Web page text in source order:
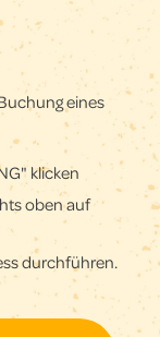
eines
klicken
oben auf
durchführen.